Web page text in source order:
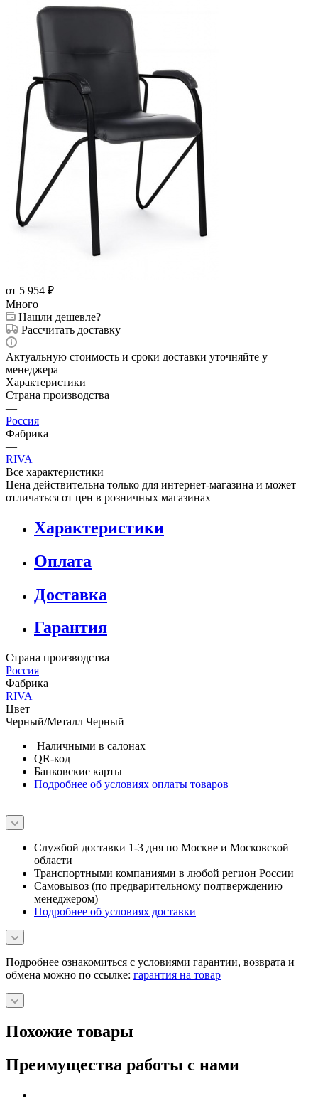
от 5 954 ₽
Много
Нашли дешевле?
Рассчитать доставку
Актуальную стоимость и сроки доставки уточняйте у
менеджера
Характеристики
Страна производства
—
Россия
Фабрика
—
RIVA
Все характеристики
Цена действительна только для интернет-магазина и может
отличаться от цен в розничных магазинах
Характеристики
Оплата
Доставка
Гарантия
Страна производства
Россия
Фабрика
RIVA
Цвет
Черный/Металл Черный
Наличными в салонах
QR-код
Банковские карты
Подробнее об условиях оплаты товаров
Службой доставки 1-3 дня по Москве и Московской
области
Транспортными компаниями в любой регион России
Самовывоз (по предварительному подтверждению
менеджером)
Подробнее об условиях доставки
Подробнее ознакомиться с условиями гарантии, возврата и
обмена можно по ссылке: гарантия на товар
Похожие товары
Преимущества работы с нами